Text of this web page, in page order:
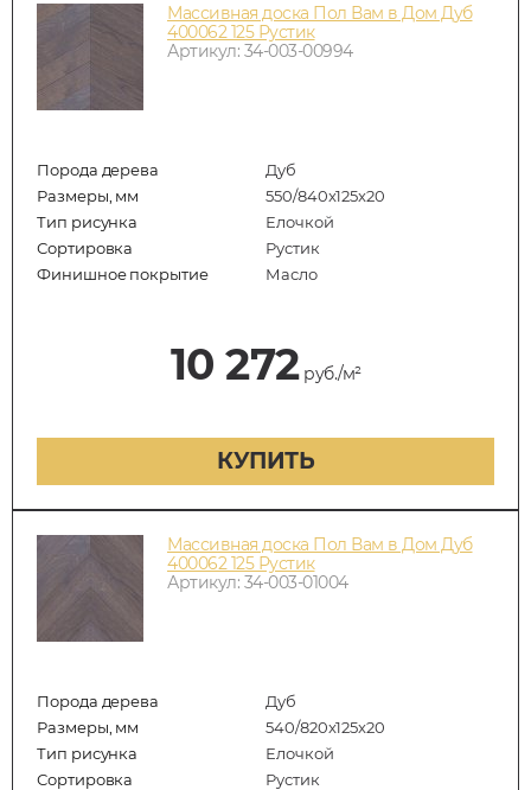
Массивная доска Пол Вам в Дом Дуб
400062 125 Рустик
Артикул: 34-003-00994
Порода дерева
Дуб
Размеры, мм
550/840x125x20
Тип рисунка
Елочкой
Сортировка
Рустик
Финишное покрытие
Масло
10 272руб./м²
КУПИТЬ
Массивная доска Пол Вам в Дом Дуб
400062 125 Рустик
Артикул: 34-003-01004
Порода дерева
Дуб
Размеры, мм
540/820x125x20
Тип рисунка
Елочкой
Сортировка
Рустик